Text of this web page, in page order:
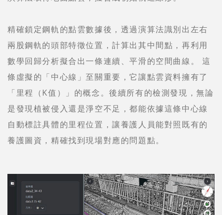
精確鎖定鋼軌的點雲數據後，透過演算法識別出左右
兩股鋼軌的頭部特徵位置，計算出其中間點，再利用
數學回歸分析擬合出一條連續、平滑的空間曲線。 這
條虛擬的「中心線」至關重要，它讓點雲資料擁有了
「里程（K值）」的概念。後續所有的檢測發現，無論
是發現植被侵入還是淨空不足，都能依據這條中心線
自動標註具體的里程位置，讓養護人員能對照既有的
養護圖資，精確找到現場對應的問題點。